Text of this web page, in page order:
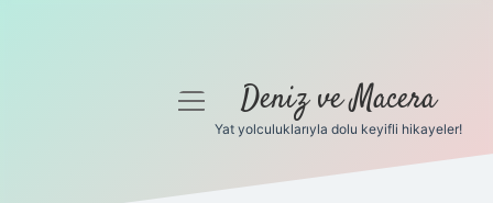
menüyüDeniz ve Macera
Yat yolculuklarıyla dolu keyifli hikayeler!